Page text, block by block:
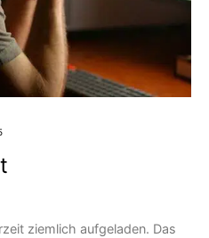
ziemlich aufgeladen. Das